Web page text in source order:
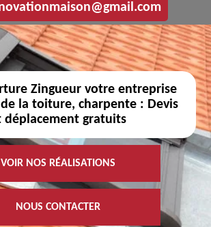
Zingueur votre entreprise
la toiture, charpente : Devis
déplacement gratuits
VOIR NOS RÉALISATIONS
NOUS CONTACTER